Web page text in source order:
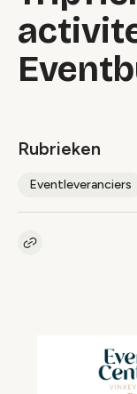
Rubrieken
Eventleveranciers
Kopieer link naar